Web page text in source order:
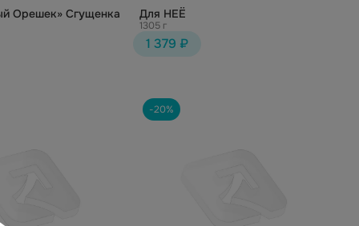
Орешек» Сгущенка
Для НЕЁ
1305 г
1 379 ₽
-20%